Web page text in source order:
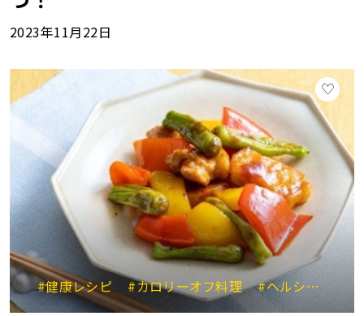
2023年11月22日
#健康レシピ #カロリーオフ料理 #ヘルシー中華